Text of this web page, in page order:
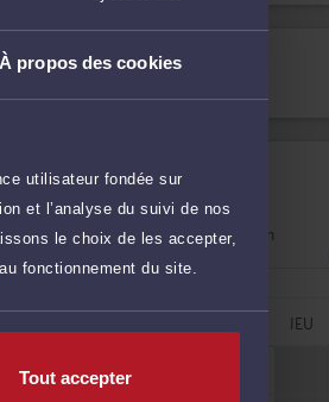
À propos des cookies
utilisateur fondée sur
et l’analyse du suivi de nos
le choix de les accepter,
fonctionnement du site.
Tout accepter
Langues
Disponibilités
Rendez-vous Consultation
vidéo
HORAIRES LUN MAR MER JEU
08h - 10h